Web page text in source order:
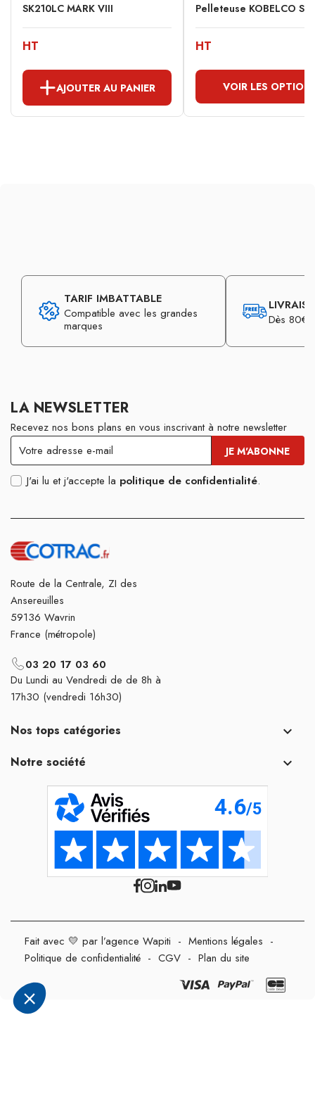
SK210LC MARK VIII
HT
AJOUTER AU PANIER
Pelleteuse KOBELCO
HT
VOIR LES
TARIF IMBATTABLE
Compatible avec les grandes
marques
Dès 80€
LA NEWSLETTER
Recevez nos bons plans en vous inscrivant à notre newsletter
J'ai lu et j'accepte la politique de confidentialité.
Route de la Centrale, ZI des
Ansereuilles
59136 Wavrin
France (métropole)
03 20 17 03 60
Du Lundi au Vendredi de de 8h à
17h30 (vendredi 16h30)
Nos tops catégories 
Notre société 
Fait avec 💛 par l’agence Wapiti - Mentions légales -
Politique de confidentialité - CGV - Plan du site